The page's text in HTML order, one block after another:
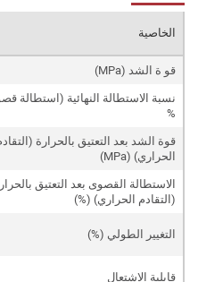
الخاصية
قو ة الشد (MPa)
نسبة الاستطالة النهائية (استطالة
%
قوة الشد بعد التعتيق بالحرارة
الحراري) (MPa)
الاستطالة القصوى بعد التعتيق
(التقادم الحراري) (%)
التغيير الطولي (%)
قابلية الاشتعال